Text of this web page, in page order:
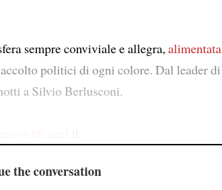
sempre conviviale e allegra, alimentata
politici di ogni colore. Dal leader di
a Silvio Berlusconi.
the conversation